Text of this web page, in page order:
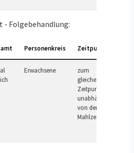
- Folgebehandlung:
Personenkreis Zeitpunkt
Erwachsene
zum
gleichen
Zeitpunkt,
unabhängig
von der
Mahlzeit